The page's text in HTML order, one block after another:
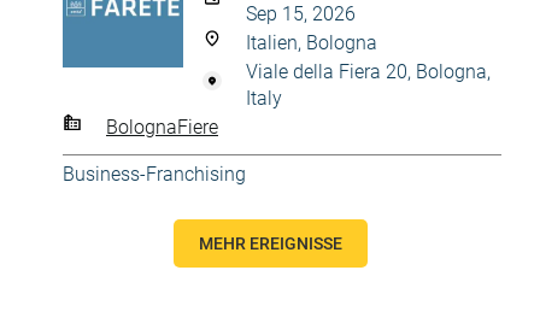
Sep 15, 2026
Italien, Bologna
Viale della Fiera 20, Bologna,
Italy
BolognaFiere
Business-Franchising
MEHR EREIGNISSE